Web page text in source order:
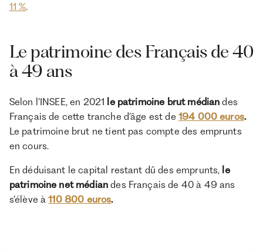
11 %.
Le patrimoine des Français de 40
à 49 ans
Selon l’INSEE, en 2021 le patrimoine brut médiandes
Français de cette tranche d’âge est de 194 000 euros.
Le patrimoine brut ne tient pas compte des emprunts
en cours.
En déduisant le capital restant dû des emprunts, le
patrimoine net médiandes Français de 40 à 49 ans
s’élève à110 800 euros.